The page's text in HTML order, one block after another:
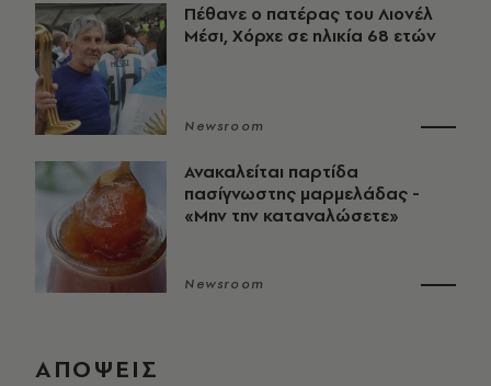
Πέθανε ο πατέρας του Λιονέλ
Μέσι, Χόρχε σε ηλικία 68 ετών
Newsroom
Ανακαλείται παρτίδα
πασίγνωστης μαρμελάδας -
«Μην την καταναλώσετε»
Newsroom
ΑΠΟΨΕΙΣ